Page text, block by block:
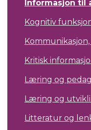
Informasjon til
Kognitiv
Kritisk
Læring og
Læring og
Litteratur og